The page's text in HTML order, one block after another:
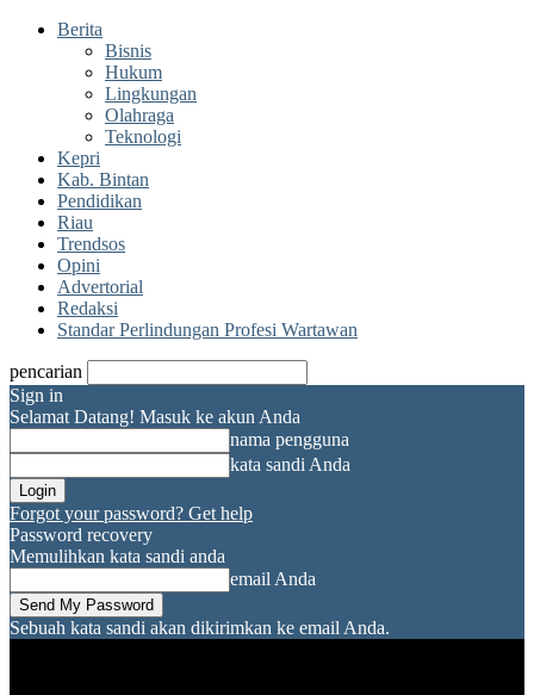
Berita
Bisnis
Hukum
Lingkungan
Olahraga
Teknologi
Kepri
Kab. Bintan
Pendidikan
Riau
Trendsos
Opini
Advertorial
Redaksi
Standar Perlindungan Profesi Wartawan
pencarian
Sign in
Selamat Datang! Masuk ke akun Anda
nama pengguna
kata sandi Anda
Forgot your password? Get help
Password recovery
Memulihkan kata sandi anda
email Anda
Sebuah kata sandi akan dikirimkan ke email Anda.